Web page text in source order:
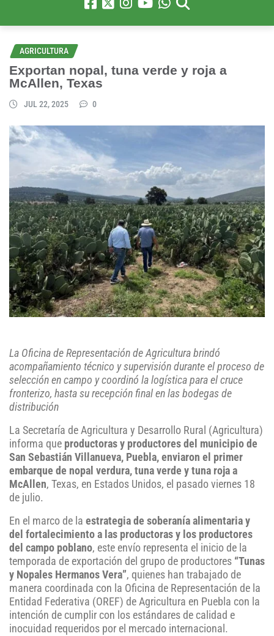
AGRICULTURA
Exportan nopal, tuna verde y roja a
McAllen, Texas
JUL 22, 2025 0
La Oficina de Representación de Agricultura brindó
acompañamiento técnico y supervisión durante el proceso de
selección en campo y coordinó la logística para el cruce
fronterizo, hasta su recepción final en las bodegas de
distribución
La Secretaría de Agricultura y Desarrollo Rural (Agricultura)
informa que productoras y productores del municipio de
San Sebastián Villanueva, Puebla, enviaron el primer
embarque de nopal verdura, tuna verde y tuna roja a
McAllen, Texas, en Estados Unidos, el pasado viernes 18
de julio.
En el marco de la estrategia de soberanía alimentaria y
del fortalecimiento a las productoras y los productores
del campo poblano, este envío representa el inicio de la
temporada de exportación del grupo de productores “Tunas
y Nopales Hermanos Vera”, quienes han trabajado de
manera coordinada con la Oficina de Representación de la
Entidad Federativa (OREF) de Agricultura en Puebla con la
intención de cumplir con los estándares de calidad e
inocuidad requeridos por el mercado internacional.